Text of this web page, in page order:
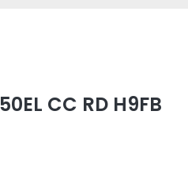
CC RD H9FB